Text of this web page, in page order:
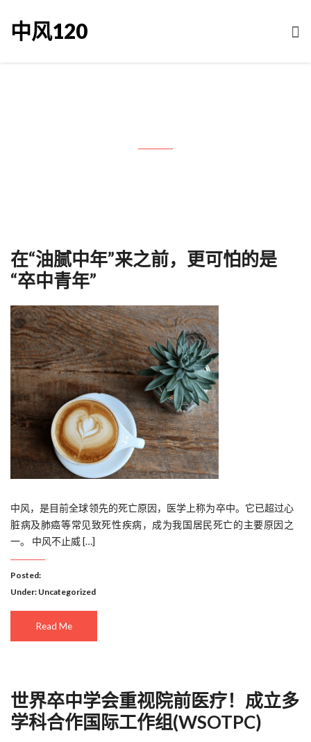
中风120
在“油腻中年”来之前，更可怕的是
“卒中青年”
中风，是目前全球领先的死亡原因，医学上称为卒中。它已超过心
脏病及肺癌等常见致死性疾病，成为我国居民死亡的主要原因之
一。 中风不止威 […]
Posted:
Under: Uncategorized
Read Me
世界卒中学会重视院前医疗！成立多
学科合作国际工作组(WSOTPC)